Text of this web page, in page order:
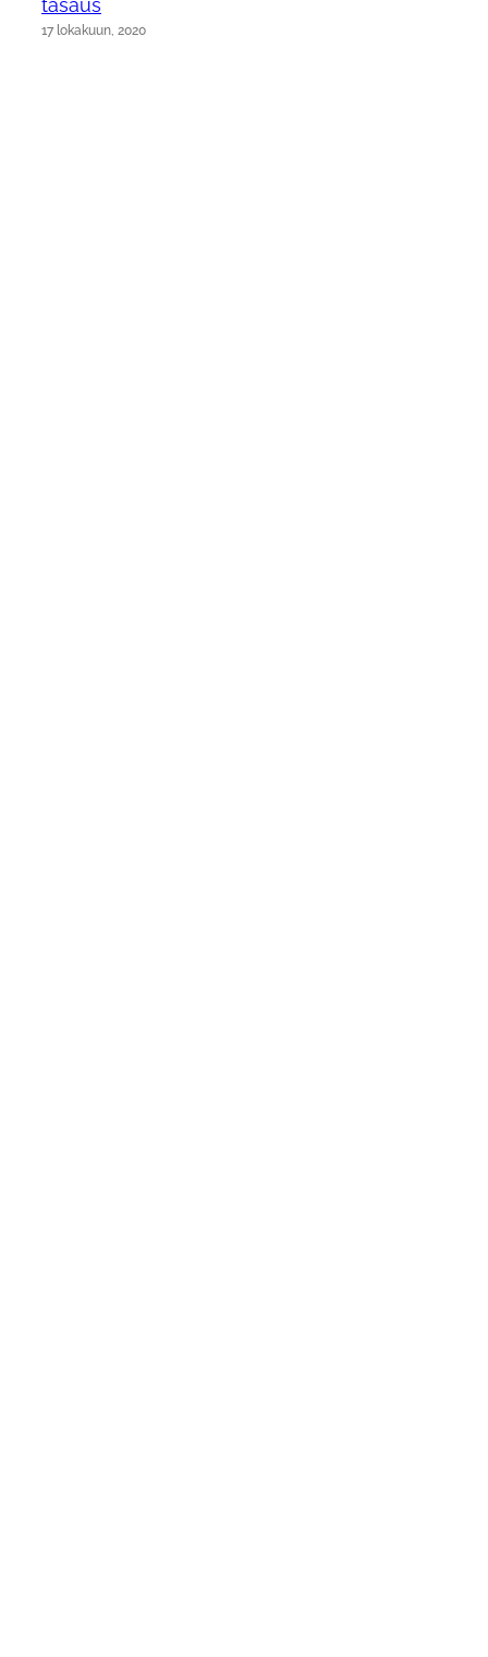
tasaus
17 lokakuun, 2020